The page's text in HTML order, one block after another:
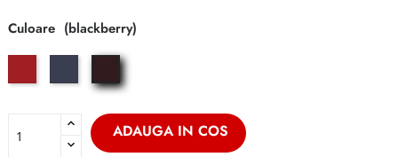
Culoare
graphiteblackberry
ADAUGA IN COS